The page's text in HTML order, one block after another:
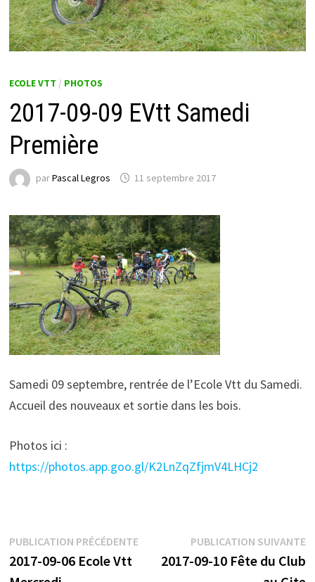
ECOLE VTT / PHOTOS
2017-09-09 EVtt Samedi
Première
parPascal Legros 11 septembre 2017
Samedi 09 septembre, rentrée de l’Ecole Vtt du Samedi.
Accueil des nouveaux et sortie dans les bois.
Photos ici :
https://photos.app.goo.gl/K2LnZqZfjmV4LHCj2
Navigation
de
PUBLICATION PRÉCÉDENTEPublication
précédente :
2017-09-06 Ecole Vtt
PUBLICATION SUIVANTE
2017-09-10 Fête du Club